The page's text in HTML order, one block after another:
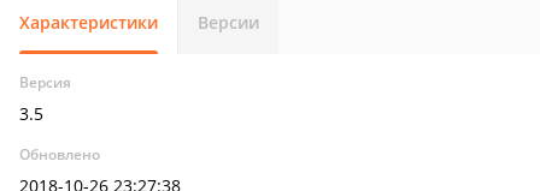
Характеристики Версии
Версия
3.5
Обновлено
2018-10-26 23:27:38